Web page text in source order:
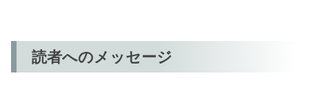
読者へのメッセージ